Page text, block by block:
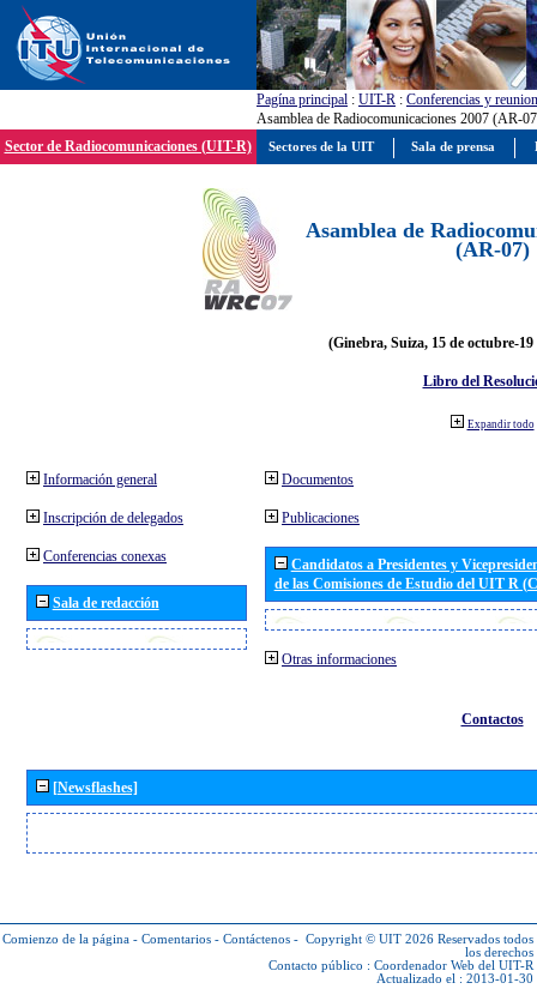
Pagína principal : UIT-R : Conferencias y
Asamblea de Radiocomunicaciones 2007 (AR-
Sector de Radiocomunicaciones (UIT-R)
Asamblea de
(AR-07)
(Ginebra, Suiza, 15 de octubre-19
Libro del
Expandir todo
Información general
Inscripción de delegados
Conferencias conexas
Sala de redacción
Documentos
Publicaciones
Candidatos a Presidentes y
de las Comisiones de Estudio del UIT R
Otras informaciones
Contactos
[Newsflashes]
Comienzo de la página - Comentarios - Contáctenos - Copyright © UIT 2026 Reservados todos
los derechos
Contacto público : Coordenador Web del UIT-R
Actualizado el : 2013-01-30
Sectores de la UIT Sala de prensa